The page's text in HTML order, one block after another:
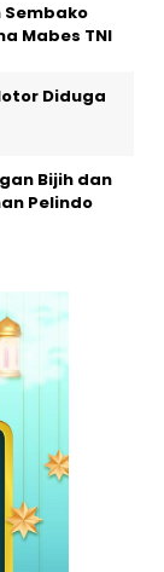
Sembako
Mabes TNI
Diduga
Bijih dan
Pelindo